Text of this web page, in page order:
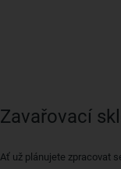
Zavařovací
Ať už plánujete zpracovat